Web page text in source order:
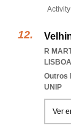
R
LISBOA
Outros
UNIP
Ver